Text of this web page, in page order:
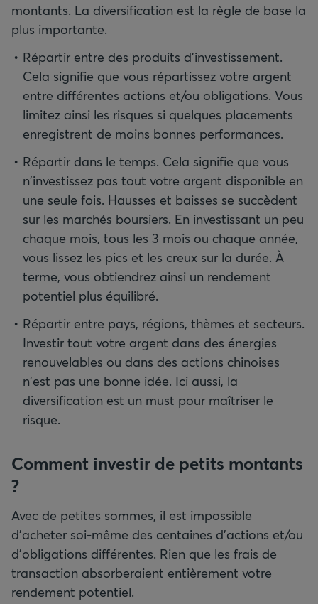
montants. La diversification est la règle de base la
plus importante.
Répartir entre des produits d'investissement.
Cela signifie que vous répartissez votre argent
entre différentes actions et/ou obligations. Vous
limitez ainsi les risques si quelques placements
enregistrent de moins bonnes performances.
Répartir dans le temps. Cela signifie que vous
n'investissez pas tout votre argent disponible en
une seule fois. Hausses et baisses se succèdent
sur les marchés boursiers. En investissant un peu
chaque mois, tous les 3 mois ou chaque année,
vous lissez les pics et les creux sur la durée. À
terme, vous obtiendrez ainsi un rendement
potentiel plus équilibré.
Répartir entre pays, régions, thèmes et secteurs.
Investir tout votre argent dans des énergies
renouvelables ou dans des actions chinoises
n'est pas une bonne idée. Ici aussi, la
diversification est un must pour maîtriser le
risque.
Comment investir de petits montants
?
Avec de petites sommes, il est impossible
d'acheter soi-même des centaines d'actions et/ou
d'obligations différentes. Rien que les frais de
transaction absorberaient entièrement votre
rendement potentiel.